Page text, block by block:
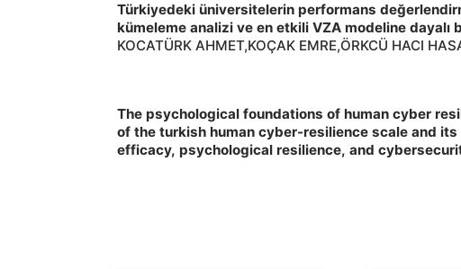
Türkiyedeki üniversitelerin performans
kümeleme analizi ve en etkili VZA modeline dayalı
KOCATÜRK AHMET,KOÇAK EMRE,ÖRKCÜ HACI
The psychological foundations of human cyber
of the turkish human cyber-resilience scale and
efficacy, psychological resilience, and